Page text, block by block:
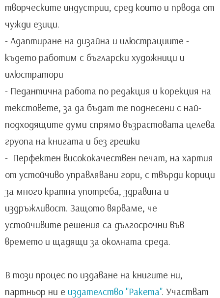
творческите индустрии, сред които и првода от
чужди езици.
- Адаптиране на дизайна и илюстрациите -
където работим с бъгларски художници и
илюстратори
- Педантична работа по редакция и корекция на
текстовете, за да бъдат те поднесени с най-
подходящите думи спрямо възрастовата целева
груопа на книгата и без грешки
- Перфектен висококачествен печат, на хартия
от устойчиво управлявани гори, с твърди корици
за много кратна употреба, здравина и
издръжливост. Защото вярваме, че
устойчивите решения са дългосрочни във
времето и щадящи за околната среда.
В този процес по издаване на книгите ни,
партньор ни е издателство "Ракета". Участват